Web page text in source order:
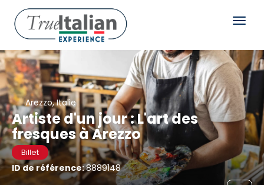
Arezzo, Italie
Artiste d'un jour : L'art des
fresques à Arezzo
Billet
ID de référence:8889148